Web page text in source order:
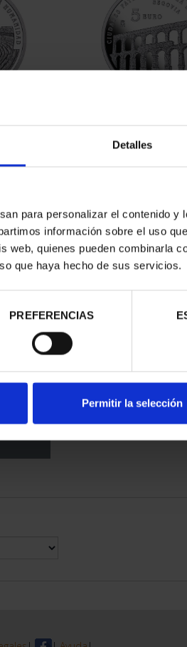
Detalles
para personalizar el contenido
información sobre el uso
web, quienes pueden combinarla
que haya hecho de sus servicios.
PREFERENCIAS
Permitir la selección
73,00 €
III -